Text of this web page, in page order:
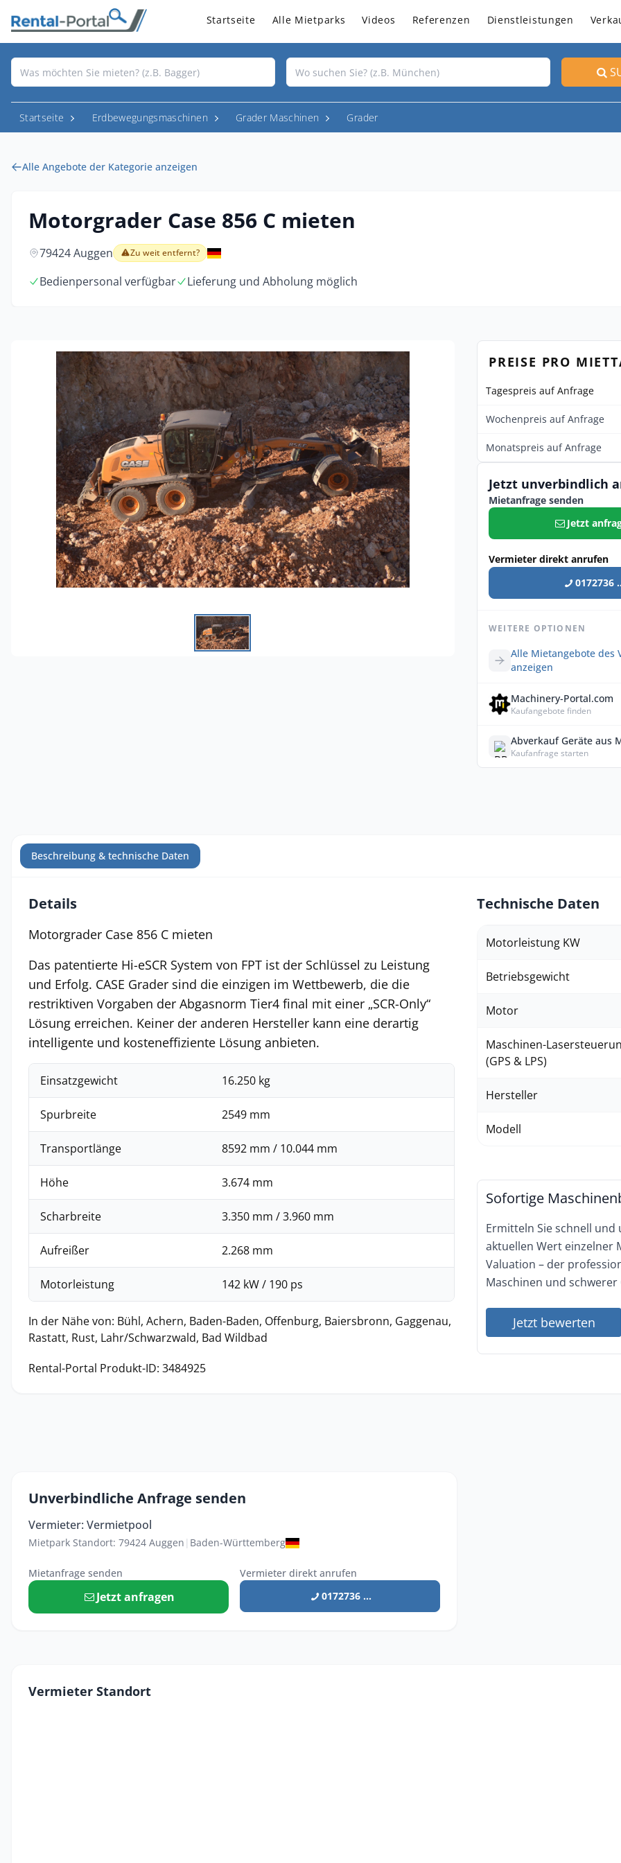
Startseite Alle Mietparks Videos Referenzen Dienstleistungen
Startseite Erdbewegungsmaschinen Grader Maschinen Grader
Alle Angebote der Kategorie anzeigen
Motorgrader Case 856 C mieten
79424 Auggen Zu weit entfernt?
Bedienpersonal verfügbar Lieferung und Abholung möglich
PREISE PRO
Tagespreis auf Anfrage
Wochenpreis auf Anfrage
Monatspreis auf Anfrage
Jetzt unverbindlich
Mietanfrage senden
Jetzt
Vermieter direkt anrufen
0172736
WEITERE OPTIONEN
Alle Mietangebote des
anzeigen
Machinery-Portal.com
Kaufangebote finden
Abverkauf Geräte aus
Kaufanfrage starten
Beschreibung & technische Daten
Details
Motorgrader Case 856 C mieten
Das patentierte Hi-eSCR System von FPT ist der Schlüssel zu Leistung
und Erfolg. CASE Grader sind die einzigen im Wettbewerb, die die
restriktiven Vorgaben der Abgasnorm Tier4 final mit einer „SCR-Only“
Lösung erreichen. Keiner der anderen Hersteller kann eine derartig
intelligente und kosteneffiziente Lösung anbieten.
Einsatzgewicht 16.250 kg
Spurbreite 2549 mm
Transportlänge 8592 mm / 10.044 mm
Höhe 3.674 mm
Scharbreite 3.350 mm / 3.960 mm
Aufreißer 2.268 mm
Motorleistung 142 kW / 190 ps
In der Nähe von: Bühl, Achern, Baden-Baden, Offenburg, Baiersbronn, Gaggenau,
Rastatt, Rust, Lahr/Schwarzwald, Bad Wildbad
Rental-Portal Produkt-ID: 3484925
Technische Daten
Motorleistung KW
Betriebsgewicht
Motor
Maschinen-
(GPS & LPS)
Hersteller
Modell
Sofortige
Ermitteln Sie schnell
aktuellen Wert einzelner
Valuation – der
Maschinen und schwerer
Jetzt bewerten
Unverbindliche Anfrage senden
Vermieter: Vermietpool
Mietpark Standort: 79424 Auggen | Baden-Württemberg
Mietanfrage senden
Jetzt anfragen
Vermieter direkt anrufen
0172736 ...
Vermieter Standort